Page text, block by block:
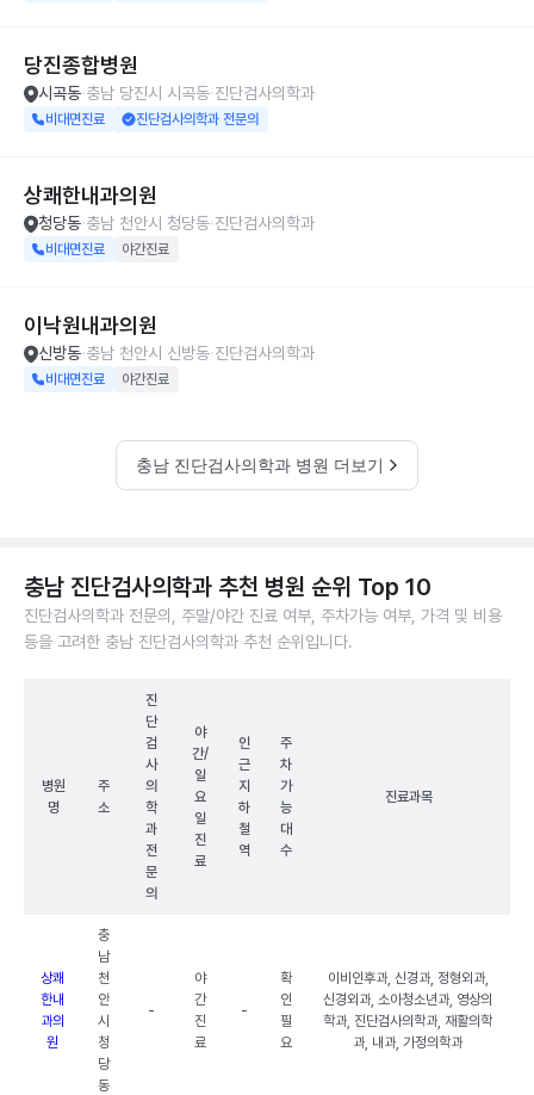
당진종합병원
시곡동 충남 당진시 시곡동 진단검사의학과
비대면진료 진단검사의학과 전문의
상쾌한내과의원
청당동 충남 천안시 청당동 진단검사의학과
비대면진료 야간진료
이낙원내과의원
신방동 충남 천안시 신방동 진단검사의학과
비대면진료 야간진료
충남 진단검사의학과 병원 더보기
충남 진단검사의학과 추천 병원 순위 Top 10
진단검사의학과 전문의, 주말/야간 진료 여부, 주차가능 여부, 가격 및 비용
등을 고려한 충남 진단검사의학과 추천 순위입니다.
병원
명
주
소
진
단
검
사
의
학
과
전
문
의
야
간/
일
요
일
진
료
인
근
지
하
철
역
주
차
가
능
대
수
진료과목
상쾌
한내
과의
원
충
남
천
안
시
청
당
동
-
야
간
진
료
-
확
인
필
요
이비인후과, 신경과, 정형외과,
신경외과, 소아청소년과, 영상의
학과, 진단검사의학과, 재활의학
과, 내과, 가정의학과